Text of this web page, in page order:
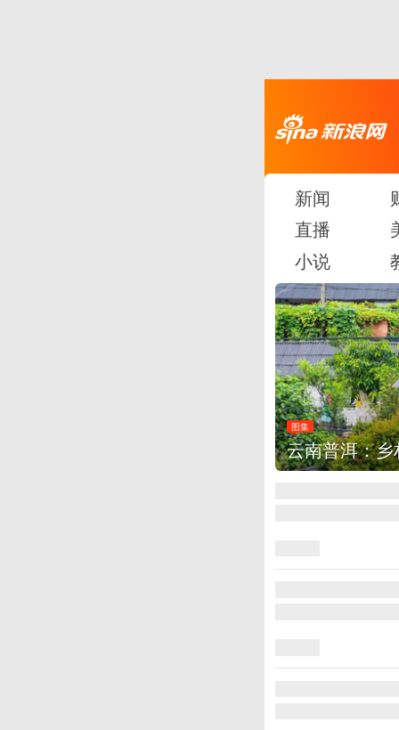
新闻
直播
小说
图集
云南普洱：